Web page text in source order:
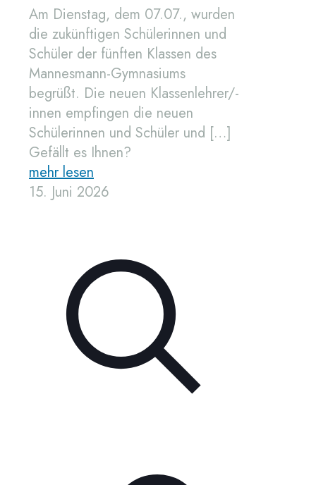
Am Dienstag, dem 07.07., wurden
die zukünftigen Schülerinnen und
Schüler der fünften Klassen des
Mannesmann-Gymnasiums
begrüßt. Die neuen Klassenlehrer/-
innen empfingen die neuen
Schülerinnen und Schüler und […]
Gefällt es Ihnen?
mehr lesen
15. Juni 2026